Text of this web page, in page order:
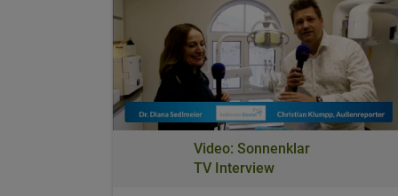
Video: Sonnenklar
TV Interview